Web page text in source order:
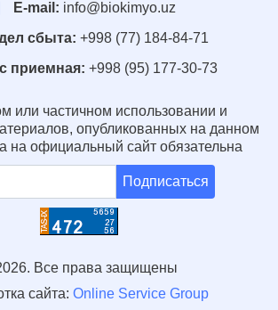
E-mail: info@biokimyo.uz
сбыта: +998 (77) 184-84-71
приемная: +998 (95) 177-30-73
или частичном использовании и
опубликованных на данном
на официальный сайт обязательна
Подписаться
Все права защищены
сайта: Online Service Group